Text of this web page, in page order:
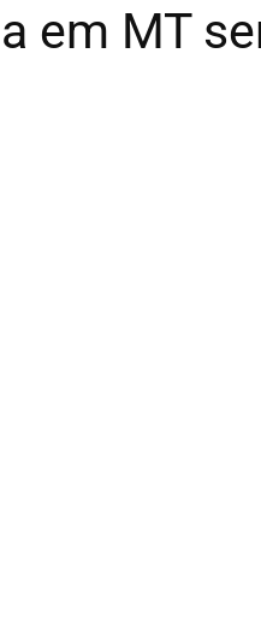
em MT